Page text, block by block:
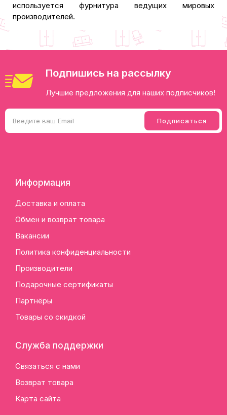
используется фурнитура ведущих мировых
производителей.
Подпишись на рассылку
Лучшие предложения для наших подписчиков!
Информация
Доставка и оплата
Обмен и возврат товара
Вакансии
Политика конфиденциальности
Производители
Подарочные сертификаты
Партнёры
Товары со скидкой
Служба поддержки
Связаться с нами
Возврат товара
Карта сайта